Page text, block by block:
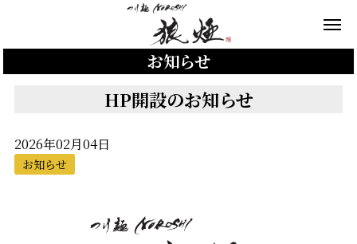
お知らせ
HP開設のお知らせ
2026年02月04日
お知らせ